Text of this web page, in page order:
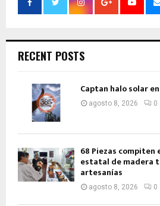
RECENT POSTS
Captan halo solar
agosto 8, 2026 0
68 Piezas compiten
estatal de madera
artesanías
agosto 8, 2026 0